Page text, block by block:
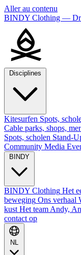
Aller au contenu
BINDY Clothing —
Kitesurfen Spots,
Cable parks, shops,
Spots, scholen Stand-
Community Media
BINDY Clothing Het
beweging Ons verhaal
kust Het team Andy,
contact op